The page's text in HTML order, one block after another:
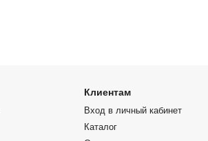
Клиентам
Вход в личный кабинет
Каталог